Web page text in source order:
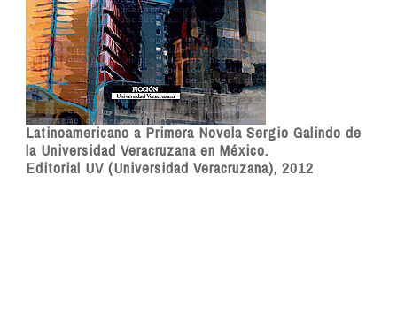
Latinoamericano a Primera Novela Sergio Galindo de
la Universidad Veracruzana en México.
Editorial UV (Universidad Veracruzana), 2012